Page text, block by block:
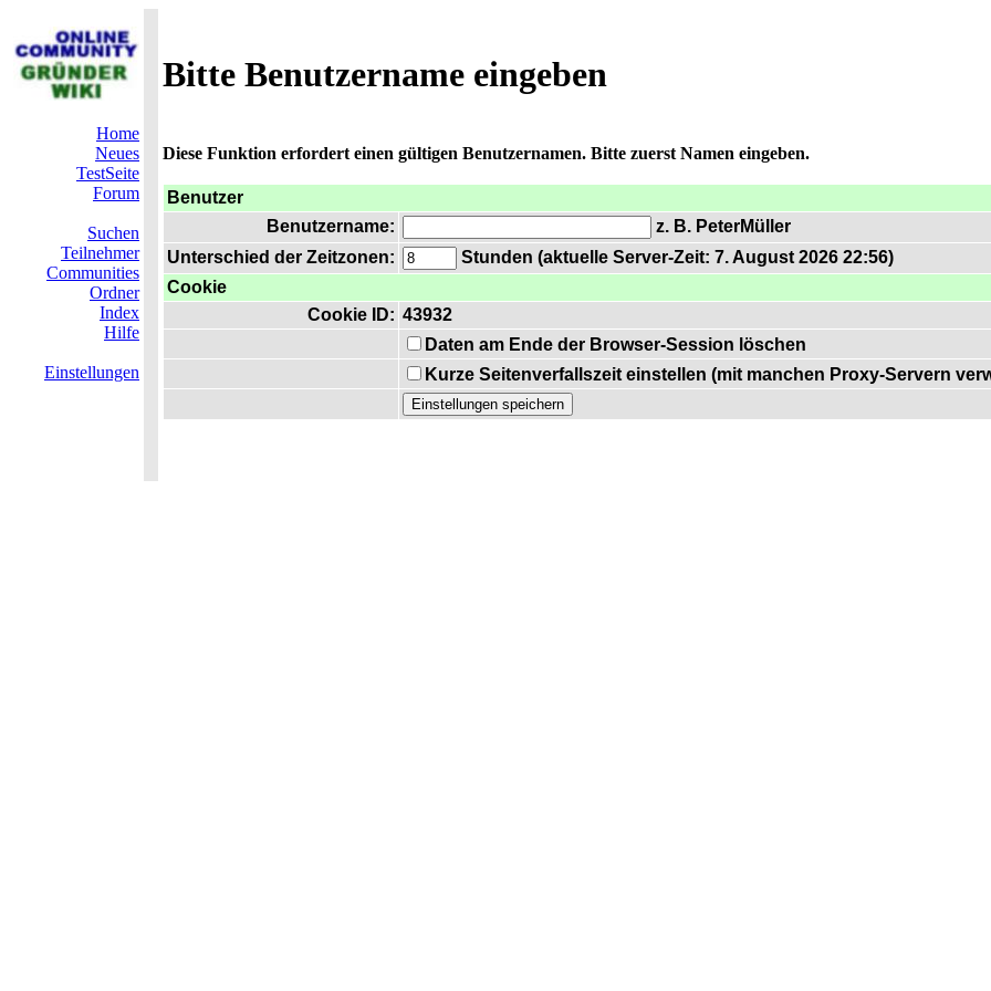
Bitte Benutzername eingeben
Home
Neues
TestSeite
Forum
Suchen
Teilnehmer
Communities
Ordner
Index
Hilfe
Einstellungen
Diese Funktion erfordert einen gültigen Benutzernamen. Bitte zuerst Namen eingeben.
Benutzer
Benutzername:
z. B. PeterMüller
Unterschied der Zeitzonen:
Stunden (aktuelle Server-Zeit: 7. August 2026 22:56)
Cookie
Cookie ID: 43932
Daten am Ende der Browser-Session löschen
Kurze Seitenverfallszeit einstellen (mit manchen Proxy-Servern